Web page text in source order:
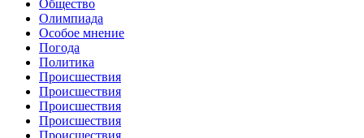
Общество
Олимпиада
Особое мнение
Погода
Политика
Происшествия
Происшествия
Происшествия
Происшествия
Происшествия